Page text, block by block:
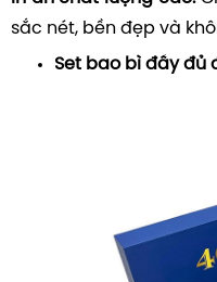
sắc nét, bền đẹp và
Set bao bì đầy đủ